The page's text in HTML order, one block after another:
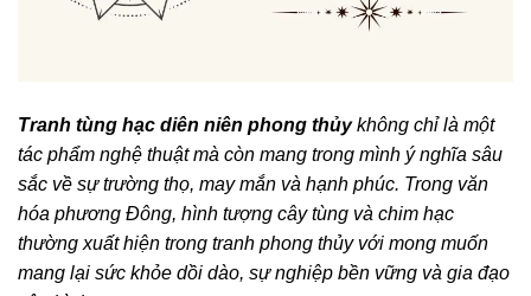
Tranh tùng hạc diên niên phong thủykhông chỉ là một
tác phẩm nghệ thuật mà còn mang trong mình ý nghĩa sâu
sắc về sự trường thọ, may mắn và hạnh phúc. Trong văn
hóa phương Đông, hình tượng cây tùng và chim hạc
thường xuất hiện trong tranh phong thủy với mong muốn
mang lại sức khỏe dồi dào, sự nghiệp bền vững và gia đạo